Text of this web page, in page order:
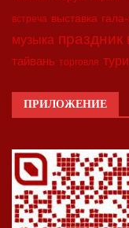
встреча выставка
музыка праздник
тайвань торговля
ПРИЛОЖЕНИЕ